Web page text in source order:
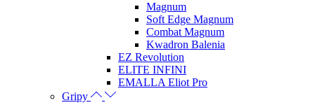
Magnum
Soft Edge Magnum
Combat Magnum
Kwadron Balenia
EZ Revolution
ELITE INFINI
EMALLA Eliot Pro
Gripy